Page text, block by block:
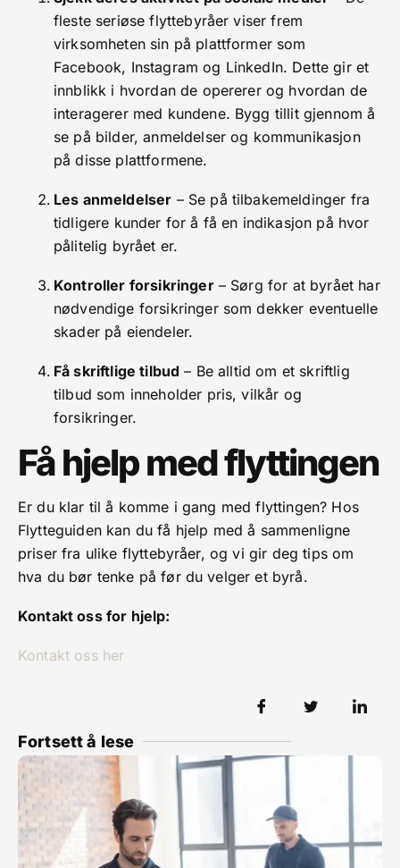
fleste seriøse flyttebyråer viser frem
virksomheten sin på plattformer som
Facebook, Instagram og LinkedIn. Dette gir et
innblikk i hvordan de opererer og hvordan de
interagerer med kundene. Bygg tillit gjennom å
se på bilder, anmeldelser og kommunikasjon
på disse plattformene.
Les anmeldelser – Se på tilbakemeldinger fra
tidligere kunder for å få en indikasjon på hvor
pålitelig byrået er.
Kontroller forsikringer– Sørg for at byrået har
nødvendige forsikringer som dekker eventuelle
skader på eiendeler.
Få skriftlige tilbud – Be alltid om et skriftlig
tilbud som inneholder pris, vilkår og
forsikringer.
Få hjelp med flyttingen
Er du klar til å komme i gang med flyttingen? Hos
Flytteguiden kan du få hjelp med å sammenligne
priser fra ulike flyttebyråer, og vi gir deg tips om
hva du bør tenke på før du velger et byrå.
Kontakt oss for hjelp:
Kontakt oss her
Fortsett å lese